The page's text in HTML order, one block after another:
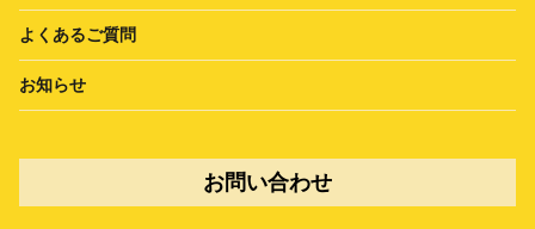
よくあるご質問
お知らせ
お問い合わせ